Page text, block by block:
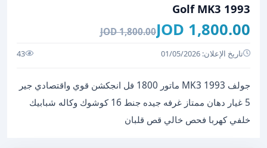
Golf MK3 1993
1,800.00 JOD
1,800.00 JOD
تاريخ الإعلان: 01/05/2026 43
جولف MK3 1993 ماتور 1800 فل انجكشن قوي واقتصادي جير
5 غيار دهان ممتاز غرفه جيده جنط 16 كوشوك وكاله شبابيك
خلفي كهربا فحص خالي قص قلبان